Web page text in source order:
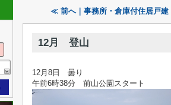
≪ 前へ｜事務所・倉庫付住居戸建
12月 登山
12月8日 曇り
午前6時38分 前山公園スタート